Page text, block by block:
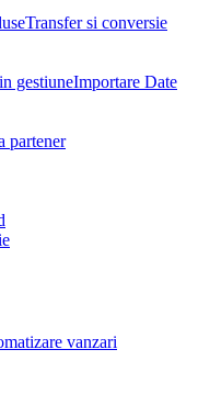
Transfer si conversie
Importare Date
partener
vanzari